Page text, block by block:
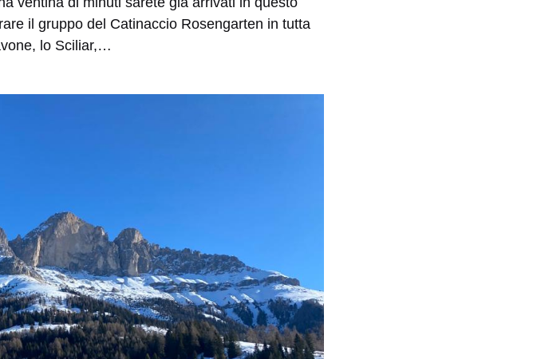
il gruppo del Catinaccio Rosengarten in tutta
lo Sciliar,…